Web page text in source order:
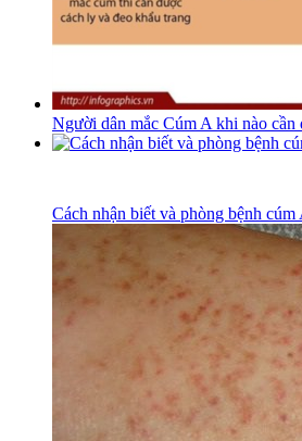
Người dân mắc Cúm A khi nào cần
Cách nhận biết và phòng bệnh cúm